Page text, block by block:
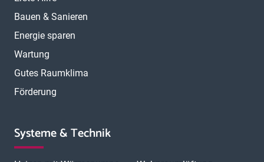
Bauen & Sanieren
Energie sparen
Wartung
Gutes Raumklima
Förderung
Systeme & Technik